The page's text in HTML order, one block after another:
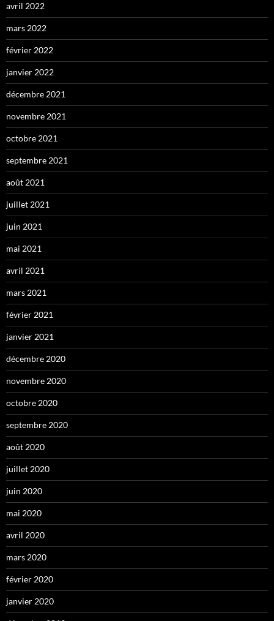
avril 2022
mars 2022
février 2022
janvier 2022
décembre 2021
novembre 2021
octobre 2021
septembre 2021
août 2021
juillet 2021
juin 2021
mai 2021
avril 2021
mars 2021
février 2021
janvier 2021
décembre 2020
novembre 2020
octobre 2020
septembre 2020
août 2020
juillet 2020
juin 2020
mai 2020
avril 2020
mars 2020
février 2020
janvier 2020